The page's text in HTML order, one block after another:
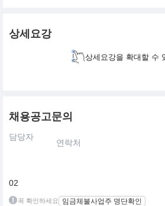
상세요강
상세요강을 확대할 수
채용공고문의
담당자
연락처
02
꼭 확인하세요 임금체불사업주 명단확인